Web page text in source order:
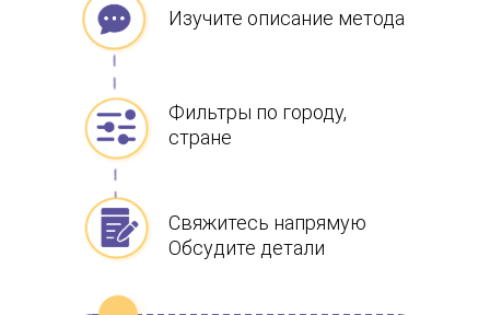
Изучите описание метода
Фильтры по городу,
стране
Свяжитесь напрямую
Обсудите детали